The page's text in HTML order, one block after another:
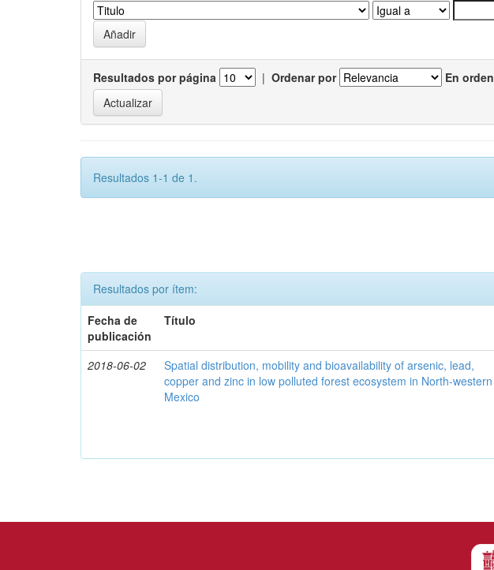
Resultados por página | Ordenar por En orden
Resultados 1-1 de 1.
Resultados por ítem:
Fecha de
publicación
Título
2018-06-02
Spatial distribution, mobility and bioavailability of arsenic, lead,
copper and zinc in low polluted forest ecosystem in North-western
Mexico